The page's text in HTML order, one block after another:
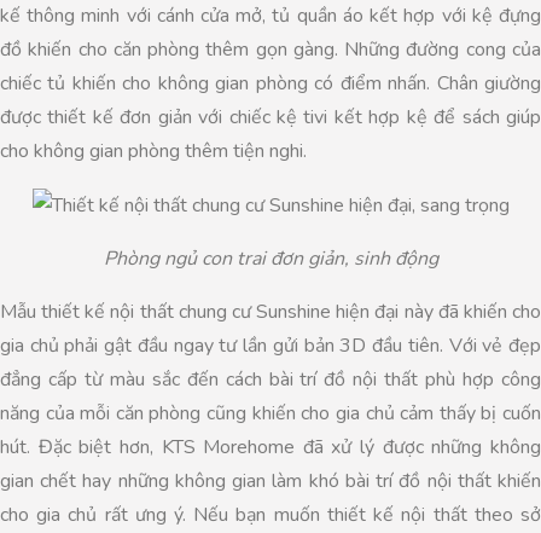
kế thông minh với cánh cửa mở, tủ quần áo kết hợp với kệ đựng
đồ khiến cho căn phòng thêm gọn gàng. Những đường cong của
chiếc tủ khiến cho không gian phòng có điểm nhấn. Chân giường
được thiết kế đơn giản với chiếc kệ tivi kết hợp kệ để sách giúp
cho không gian phòng thêm tiện nghi.
Phòng ngủ con trai đơn giản, sinh động
Mẫu thiết kế nội thất chung cư Sunshine hiện đại này đã khiến cho
gia chủ phải gật đầu ngay tư lần gửi bản 3D đầu tiên. Với vẻ đẹp
đẳng cấp từ màu sắc đến cách bài trí đồ nội thất phù hợp công
năng của mỗi căn phòng cũng khiến cho gia chủ cảm thấy bị cuốn
hút. Đặc biệt hơn, KTS Morehome đã xử lý được những không
gian chết hay những không gian làm khó bài trí đồ nội thất khiến
cho gia chủ rất ưng ý. Nếu bạn muốn thiết kế nội thất theo sở